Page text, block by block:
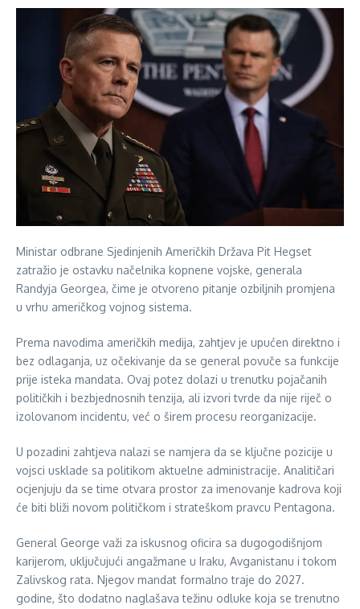
Ministar odbrane Sjedinjenih Američkih Država Pit Hegset
zatražio je ostavku načelnika kopnene vojske, generala
Randyja Georgea, čime je otvoreno pitanje ozbiljnih promjena
u vrhu američkog vojnog sistema.
Prema navodima američkih medija, zahtjev je upućen direktno i
bez odlaganja, uz očekivanje da se general povuče sa funkcije
prije isteka mandata. Ovaj potez dolazi u trenutku pojačanih
političkih i bezbjednosnih tenzija, ali izvori tvrde da nije riječ o
izolovanom incidentu, već o širem procesu reorganizacije.
U pozadini zahtjeva nalazi se namjera da se ključne pozicije u
vojsci usklade sa politikom aktuelne administracije. Analitičari
ocjenjuju da se time otvara prostor za imenovanje kadrova koji
će biti bliži novom političkom i strateškom pravcu Pentagona.
General George važi za iskusnog oficira sa dugogodišnjom
karijerom, uključujući angažmane u Iraku, Avganistanu i tokom
Zalivskog rata. Njegov mandat formalno traje do 2027.
godine, što dodatno naglašava težinu odluke koja se trenutno